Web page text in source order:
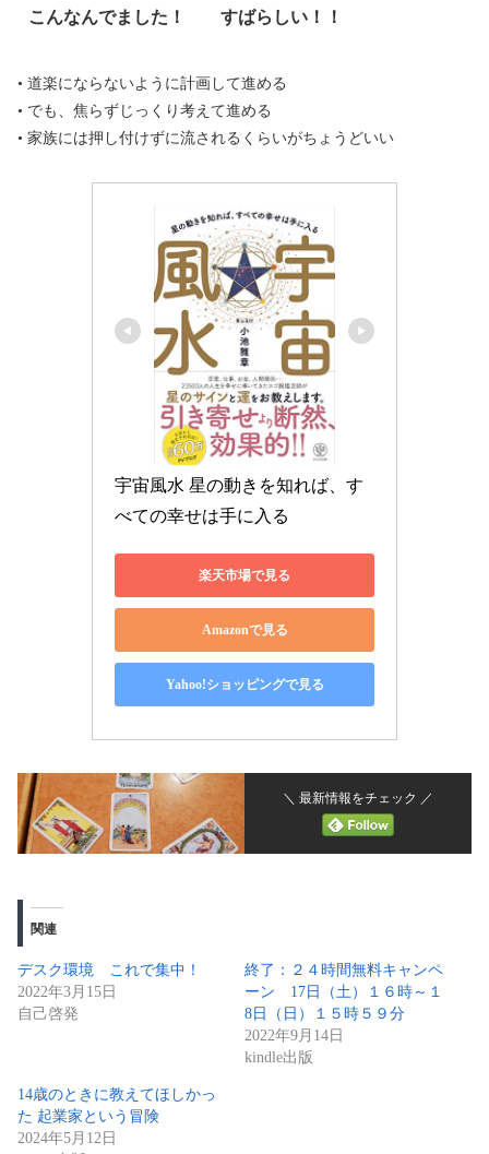
こんなんでました！ すばらしい！！
• 道楽にならないように計画して進める
• でも、焦らずじっくり考えて進める
• 家族には押し付けずに流されるくらいがちょうどいい
宇宙風水 星の動きを知れば、す
べての幸せは手に入る
楽天市場で見る
Amazonで見る
Yahoo!ショッピングで見る
＼ 最新情報をチェック ／
関連
デスク環境 これで集中！
2022年3月15日
自己啓発
終了：２４時間無料キャンペ
ーン 17日（土）１６時～１
8日（日）１５時５９分
2022年9月14日
kindle出版
14歳のときに教えてほしかっ
た 起業家という冒険
2024年5月12日